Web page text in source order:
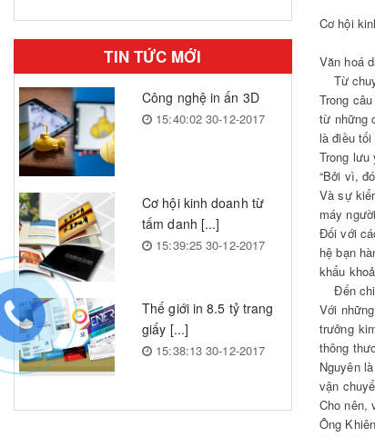
In Standee
In Kẹp Tài Liệu - Profile
Tủ Thuốc Y Tế
Cơ hội
Văn hoá
Từ
Trong
từ những
là điều
Trong
“Bởi vì,
Và sự
máy
Đối với
hệ bạn
khẩu
Đến
Với
trưởng
thông
Nguyên
vận
Cho nên,
Ông
TIN TỨC MỚI
Công nghệ in ấn 3D
15:40:02 30-12-2017
Cơ hội kinh doanh từ
tấm danh [...]
15:39:25 30-12-2017
Thế giới in 8.5 tỷ trang
giấy [...]
15:38:13 30-12-2017